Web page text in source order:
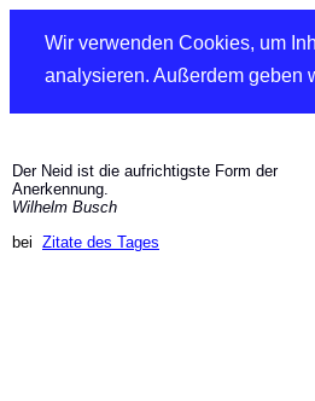
Wir verwenden Cookies, um
analysieren. Außerdem geben
Der Neid ist die aufrichtigste Form der
Anerkennung.
Wilhelm Busch
bei Zitate des Tages